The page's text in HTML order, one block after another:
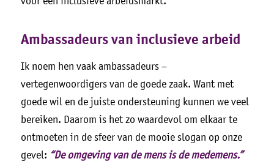
Ambassadeurs van inclusieve arbeid
Ik noem hen vaak ambassadeurs –
vertegenwoordigers van de goede zaak. Want met
goede wil en de juiste ondersteuning kunnen we veel
bereiken. Daarom is het zo waardevol om elkaar te
ontmoeten in de sfeer van de mooie slogan op onze
gevel: “De omgeving van de mens is de medemens.”